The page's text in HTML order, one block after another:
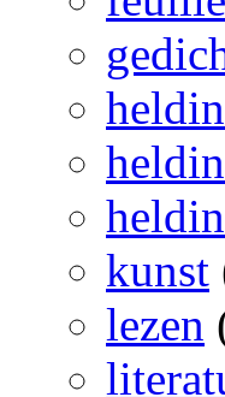
kunst
lezen